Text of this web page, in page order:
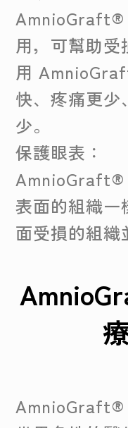
AmnioGraft®
用，可幫助
用
快、疼痛更少
少。
保護眼表：
AmnioGraft®
表面的組織一
面受損的組織
AmnioGraft®